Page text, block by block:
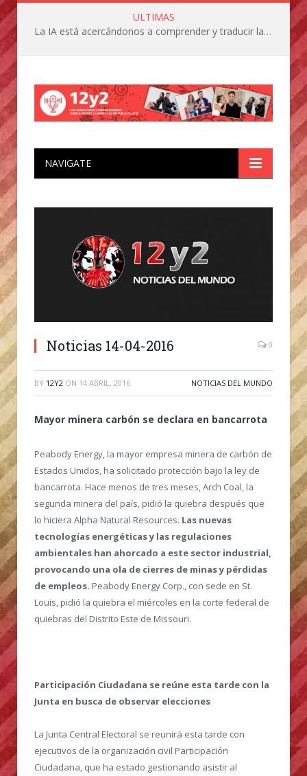
ULTIMAS
La IA está acercándonos a comprender y traducir las vocalizaciones y comportamientos de nuestras mascotas
NAVIGATE
Noticias 14-04-2016 0
BY 12Y2 ON 14 ABRIL, 2016 NOTICIAS DEL MUNDO
Mayor minera carbón se declara en bancarrota
Peabody Energy, la mayor empresa minera de carbón de
Estados Unidos, ha solicitado protección bajo la ley de
bancarrota. Hace menos de tres meses, Arch Coal, la
segunda minera del país, pidió la quiebra después que
lo hiciera Alpha Natural Resources. Las nuevas
tecnologías energéticas y las regulaciones
ambientales han ahorcado a este sector industrial,
provocando una ola de cierres de minas y pérdidas
de empleos. Peabody Energy Corp., con sede en St.
Louis, pidió la quiebra el miércoles en la corte federal de
quiebras del Distrito Este de Missouri.
Participación Ciudadana se reúne esta tarde con la
Junta en busca de observar elecciones
La Junta Central Electoral se reunirá esta tarde con
ejecutivos de la organización civil Participación
Ciudadana, que ha estado gestionando asistir al